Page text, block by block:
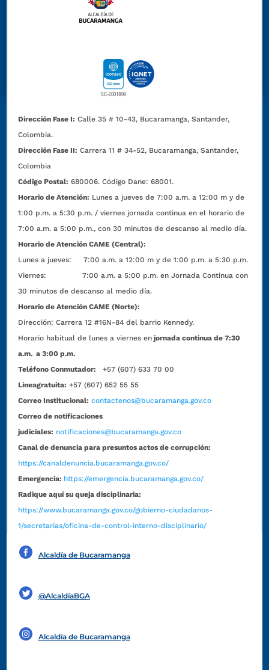
Dirección Fase I: Calle 35 # 10-43, Bucaramanga, Santander,
Colombia.
Dirección Fase II: Carrera 11 # 34-52, Bucaramanga, Santander,
Colombia
Código Postal: 680006. Código Dane: 68001.
Horario de Atención: Lunes a jueves de 7:00 a.m. a 12:00 m y de
1:00 p.m. a 5:30 p.m. / viernes jornada continua en el horario de
7:00 a.m. a 5:00 p.m., con 30 minutos de descanso al medio día.
Horario de Atención CAME (Central):
Lunes a jueves: 7:00 a.m. a 12:00 m y de 1:00 p.m. a 5:30 p.m.
Viernes: 7:00 a.m. a 5:00 p.m. en Jornada Continua con
30 minutos de descanso al medio día.
Horario de Atención CAME (Norte):
Dirección:Carrera 12 #16N-84 del barrio Kennedy.
Horario habitual de lunes a viernes en jornada continua de 7:30
a.m. a 3:00 p.m.
Teléfono Conmutador:
+57 (607) 633 70 00
Líneagratuita: +57 (607) 652 55 55
Correo Institucional: contactenos@bucaramanga.gov.co
Correo de notificaciones
judiciales: notificaciones@bucaramanga.gov.co
Canal de denuncia para presuntos actos de corrupción:
https://canaldenuncia.bucaramanga.gov.co/
Emergencia: https://emergencia.bucaramanga.gov.co/
Radique aquí su queja disciplinaria:
https://www.bucaramanga.gov.co/gobierno-ciudadanos-
1/secretarias/oficina-de-control-interno-disciplinario/
Alcaldía de Bucaramanga
@AlcaldíaBGA
Alcaldía de Bucaramanga